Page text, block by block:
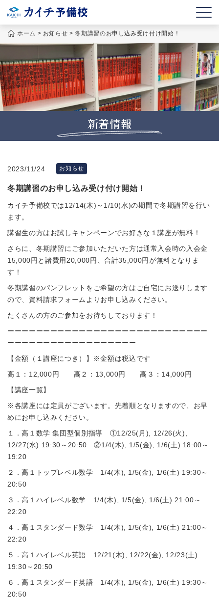
ホーム > お知らせ >冬期講習のお申し込み受け付け開始！
新着情報
2023/11/24 お知らせ
冬期講習のお申し込み受け付け開始！
カイチ予備校では12/14(木)～1/10(水)の期間で冬期講習を行い
ます。
講習生の方はお試しキャンペーンでお好きな１講座が無料！
さらに、冬期講習にご参加いただいた方は通常入会時の入会金
15,000円と諸費用20,000円、合計35,000円が無料となりま
す！
冬期講習のパンフレットをご希望の方はご自宅にお送りします
ので、資料請求フォームよりお申し込みください。
たくさんの方のご参加をお待ちしております！
ーーーーーーーーーーーーーーーーーーーーーーーーーーーー
ーーーーーーーーーーーーーーーーーー
【金額（１講座につき）】※金額は税込です
高１：12,000円 高２：13,000円 高３：14,000円
【講座一覧】
※各講座には定員がございます。先着順となりますので、お早
めにお申し込みください。
１．高１数学 集団型個別指導 ①12/25(月), 12/26(火),
12/27(水) 19:30～20:50 ②1/4(木), 1/5(金), 1/6(土) 18:00～
19:20
２．高１トップレベル数学 1/4(木), 1/5(金), 1/6(土) 19:30～
20:50
３．高１ハイレベル数学 1/4(木), 1/5(金), 1/6(土) 21:00～
22:20
４．高１スタンダード数学 1/4(木), 1/5(金), 1/6(土) 21:00～
22:20
５．高１ハイレベル英語 12/21(木), 12/22(金), 12/23(土)
19:30～20:50
６．高１スタンダード英語 1/4(木), 1/5(金), 1/6(土) 19:30～
20:50